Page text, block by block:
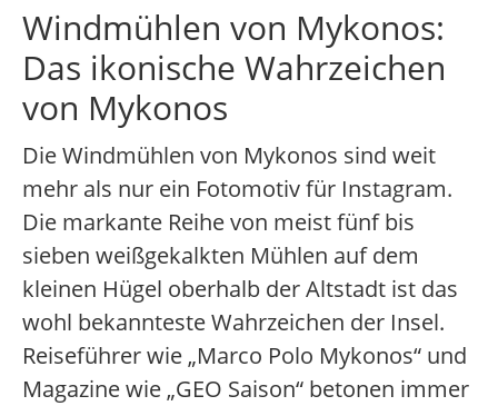
Windmühlen von Mykonos:
Das ikonische Wahrzeichen
von Mykonos
Die Windmühlen von Mykonos sind weit
mehr als nur ein Fotomotiv für Instagram.
Die markante Reihe von meist fünf bis
sieben weißgekalkten Mühlen auf dem
kleinen Hügel oberhalb der Altstadt ist das
wohl bekannteste Wahrzeichen der Insel.
Reiseführer wie „Marco Polo Mykonos“ und
Magazine wie „GEO Saison“ betonen immer